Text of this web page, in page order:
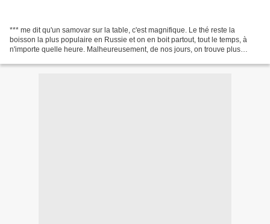
*** me dit qu'un samovar sur la table, c'est magnifique. Le thé reste la
boisson la plus populaire en Russie et on en boit partout, tout le temps, à
n'importe quelle heure. Malheureusement, de nos jours, on trouve plus